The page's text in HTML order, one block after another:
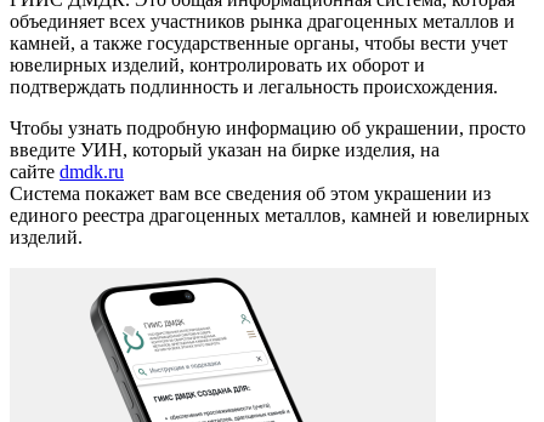
объединяет всех участников рынка драгоценных металлов и
камней, а также государственные органы, чтобы вести учет
ювелирных изделий, контролировать их оборот и
подтверждать подлинность и легальность происхождения.
Чтобы узнать подробную информацию об украшении, просто
введите УИН, который указан на бирке изделия, на
сайте dmdk.ru
Система покажет вам все сведения об этом украшении из
единого реестра драгоценных металлов, камней и ювелирных
изделий.